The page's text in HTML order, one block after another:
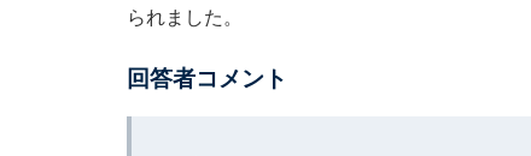
られました。
回答者コメント